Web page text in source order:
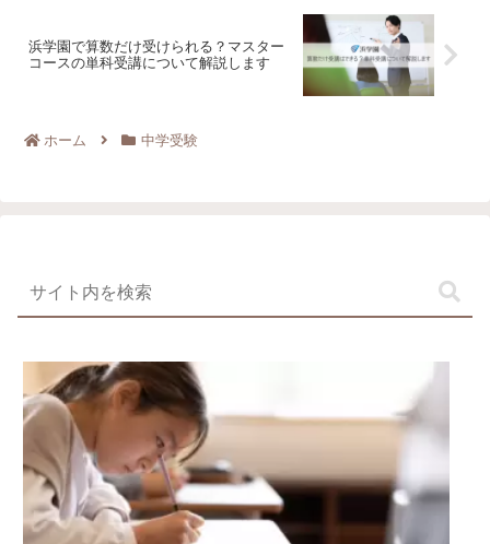
浜学園で算数だけ受けられる？マスター
コースの単科受講について解説します
ホーム 中学受験